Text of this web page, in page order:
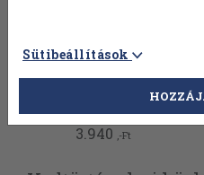
Vissza az előző oldalra
3.940 ,-Ft
Sütibeállítások